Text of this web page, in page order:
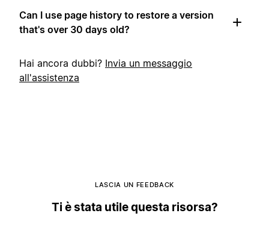
Can I use page history to restore a version
that's over 30 days old?
Hai ancora dubbi? Invia un messaggio
all'assistenza
LASCIA UN FEEDBACK
Ti è stata utile questa risorsa?